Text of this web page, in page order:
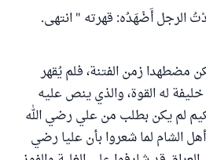
الرجل أَضْهَدُه: قهرته " انتهى.
مضطهدا زمن الفتنة، فلم يُقهر
له القوة، والذي ينص عليه
لم يكن بطلب من علي رضي الله
الشام لما شعروا بأن عليا رضي